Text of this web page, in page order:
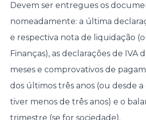
Devem ser entregues os
nomeadamente: a última
e respectiva nota de liquidação
Finanças), as declarações de IVA
meses e comprovativos de
dos últimos três anos (ou desde a
tiver menos de três anos) e o
trimestre (se for sociedade).